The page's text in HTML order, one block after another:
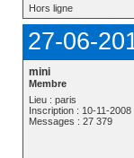
Hors ligne
27-06-
mini
Membre
Lieu : paris
Inscription : 10-11-2008
Messages : 27 379